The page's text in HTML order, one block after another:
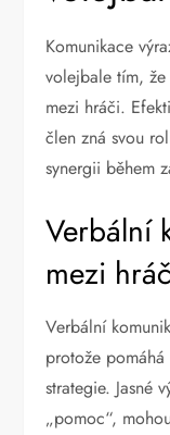
Komunikace
volejbale tím,
mezi hráči.
člen zná svou
synergii během
Verbální
mezi
Verbální
protože
strategie. Jasné
„pomoc“,